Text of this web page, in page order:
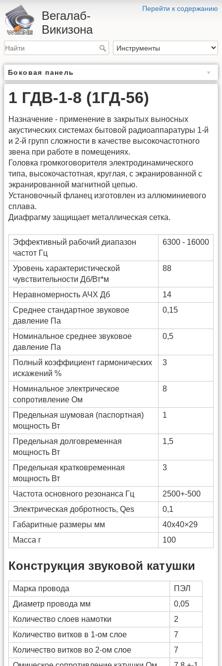
Перейти к содержанию
Вегалаб-
Викизона
Боковая панель
1 ГДВ-1-8 (1ГД-56)
Назначение - применение в закрытых выносных
акустических системах бытовой радиоаппаратуры 1-й
и 2-й групп сложности в качестве высокочастотного
звена при работе в помещениях.
Головка громкоговорителя электродинамического
типа, высокочастотная, круглая, с экранированной с
экранированной магнитной цепью.
Установочный фланец изготовлен из аллюминиевого
сплава.
Диафрагму защищает металлическая сетка.
Эффективный рабочий диапазон
частот Гц
6300 - 16000
Уровень характеристической
чувствительности Дб/Вт*м
88
Неравномерность АЧХ Дб
14
Среднее стандартное звуковое
давление Па
0,15
Номинальное среднее звуковое
давление Па
0,5
Полный коэффициент гармонических
искажений %
3
Номинальное электрическое
сопротивление Ом
8
Предельная шумовая (паспортная)
мощность Вт
1
Предельная долговременная
мощность Вт
1,5
Предельная кратковременная
мощность Вт
3
Частота основного резонанса Гц
2500+-500
Электрическая добротность, Qes
0,1
Габаритные размеры мм
40х40×29
Масса г
100
Конструкция звуковой катушки
Марка провода
ПЭЛ
Диаметр провода мм
0,05
Количество слоев намотки
2
Количество витков в 1-ом слое
7
Количество витков во 2-ом слое
7